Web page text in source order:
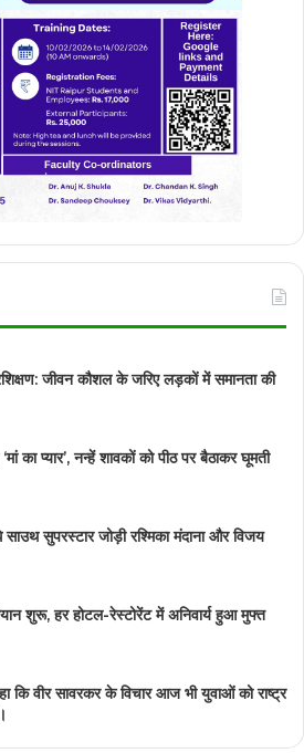
जीवन कौशल के जरिए लड़कों में समानता की
का प्यार’, नन्हें शावकों को पीठ पर बैठाकर घूमती
सुपरस्टार जोड़ी रश्मिका मंदाना और विजय
शुरू, हर होटल-रेस्टोरेंट में अनिवार्य हुआ मुफ्त
कि वीर सावरकर के विचार आज भी युवाओं को राष्ट्र